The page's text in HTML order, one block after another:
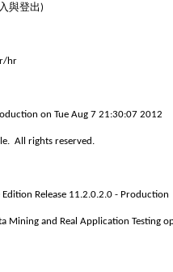
與登出 )
hr
on Tue Aug 7 21:30:07 2012
All rights reserved.
Release 11.2.0.2.0 - Production
Mining and Real Application Testing